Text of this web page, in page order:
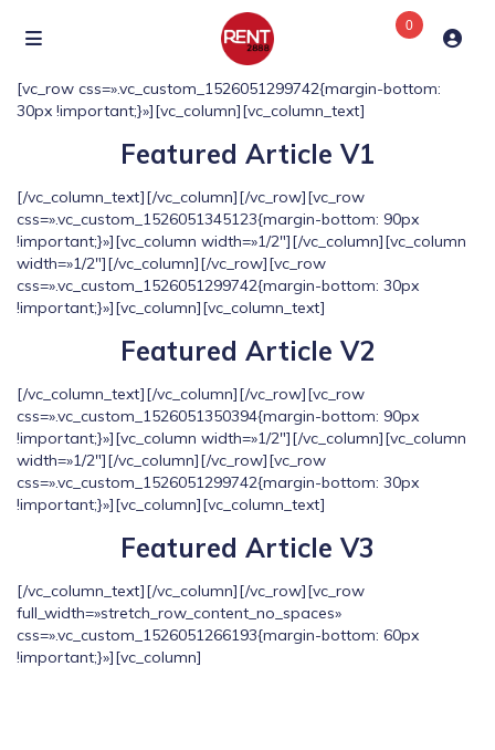
0
[vc_row css=».vc_custom_1526051299742{margin-bottom:
30px !important;}»][vc_column][vc_column_text]
Featured Article V1
[/vc_column_text][/vc_column][/vc_row][vc_row
css=».vc_custom_1526051345123{margin-bottom: 90px
!important;}»][vc_column width=»1/2″][/vc_column][vc_column
width=»1/2″][/vc_column][/vc_row][vc_row
css=».vc_custom_1526051299742{margin-bottom: 30px
!important;}»][vc_column][vc_column_text]
Featured Article V2
[/vc_column_text][/vc_column][/vc_row][vc_row
css=».vc_custom_1526051350394{margin-bottom: 90px
!important;}»][vc_column width=»1/2″][/vc_column][vc_column
width=»1/2″][/vc_column][/vc_row][vc_row
css=».vc_custom_1526051299742{margin-bottom: 30px
!important;}»][vc_column][vc_column_text]
Featured Article V3
[/vc_column_text][/vc_column][/vc_row][vc_row
full_width=»stretch_row_content_no_spaces»
css=».vc_custom_1526051266193{margin-bottom: 60px
!important;}»][vc_column]